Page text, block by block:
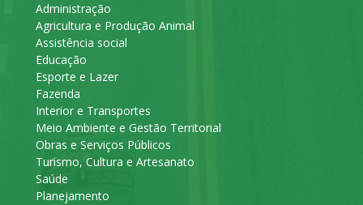
Administração
Agricultura e Produção Animal
Assistência social
Educação
Esporte e Lazer
Fazenda
Interior e Transportes
Meio Ambiente e Gestão Territorial
Obras e Serviços Públicos
Turismo, Cultura e Artesanato
Saúde
Planejamento